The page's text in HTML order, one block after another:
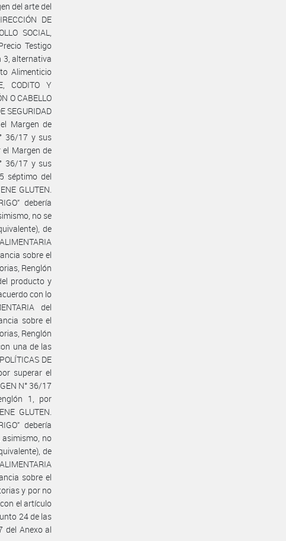
del arte del
DE
SOCIAL,
Testigo
3, alternativa
Alimenticio
CODITO Y
O CABELLO
SEGURIDAD
el Margen de
36/17 y sus
el Margen de
36/17 y sus
séptimo del
GLUTEN.
debería
no se
de
sobre el
Renglón
producto y
con lo
del
sobre el
Renglón
una de las
DE
superar el
N° 36/17
1, por
GLUTEN.
debería
asimismo, no
de
sobre el
y por no
el artículo
24 de las
del Anexo al